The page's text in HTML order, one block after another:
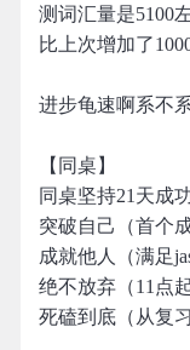
测词汇量是5100
比上次增加了
进步龟速啊系不
【同桌】
同桌坚持21天成
突破自己（首个
成就他人（满足
绝不放弃（11点
死磕到底（从复